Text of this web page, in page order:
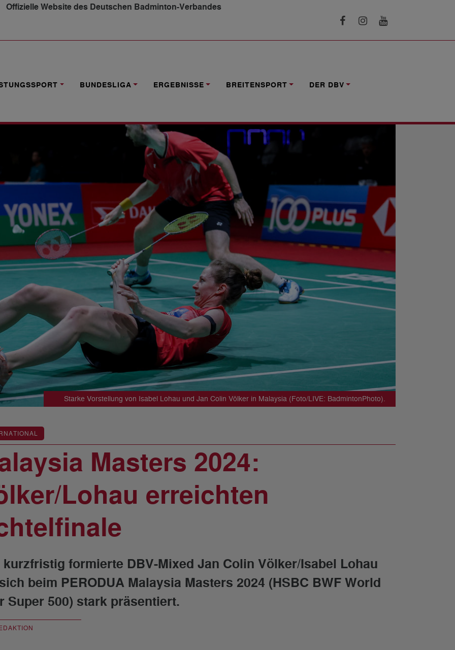
Offizielle Website des Deutschen Badminton-Verbandes
BUNDESLIGA ERGEBNISSE BREITENSPORT DER DBV
Starke Vorstellung von Isabel Lohau und Jan Colin Völker in Malaysia (Foto/LIVE: BadmintonPhoto).
Masters 2024:
Lohau erreichten
kurzfristig formierte DBV-Mixed Jan Colin Völker/Isabel Lohau
beim PERODUA Malaysia Masters 2024 (HSBC BWF World
Super 500) stark präsentiert.